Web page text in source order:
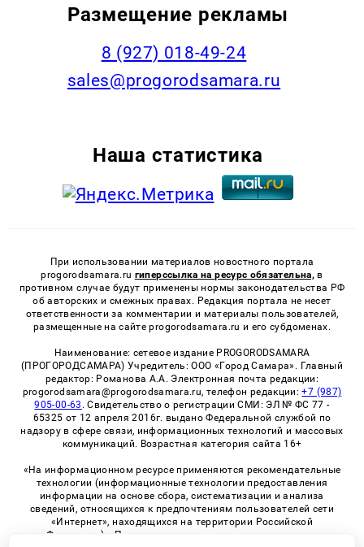
Размещение рекламы
8 (927) 018-49-24
sales@progorodsamara.ru
Наша статистика
При использовании материалов новостного портала
progorodsamara.ru гиперссылка на ресурс обязательна, в
противном случае будут применены нормы законодательства РФ
об авторских и смежных правах. Редакция портала не несет
ответственности за комментарии и материалы пользователей,
размещенные на сайте progorodsamara.ru и его субдоменах.
Наименование: сетевое издание PROGORODSAMARA
(ПРОГОРОДСАМАРА) Учредитель: ООО «Город Самара». Главный
редактор: Романова А.А. Электронная почта редакции:
progorodsamara@progorodsamara.ru, телефон редакции:+7 (987)
905-00-63 . Свидетельство о регистрации СМИ: ЭЛ № ФС 77 -
65325 от 12 апреля 2016г. выдано Федеральной службой по
надзору в сфере связи, информационных технологий и массовых
коммуникаций. Возрастная категория сайта 16+
«На информационном ресурсе применяются рекомендательные
технологии (информационные технологии предоставления
информации на основе сбора, систематизации и анализа
сведений, относящихся к предпочтениям пользователей сети
«Интернет», находящихся на территории Российской
Федерации)». Правила применения рекомендательных